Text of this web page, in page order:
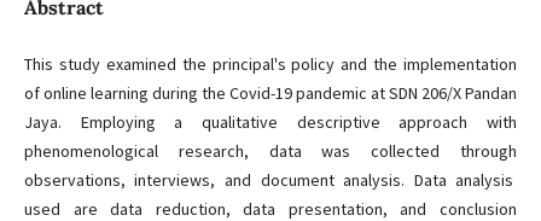
Abstract
This study examined the principal's policy and the implementation
of online learning during the Covid-19 pandemic at SDN 206/X Pandan
Jaya. Employing a qualitative descriptive approach with
phenomenological research, data was collected through
observations, interviews, and document analysis. Data analysis
used are data reduction, data presentation, and conclusion